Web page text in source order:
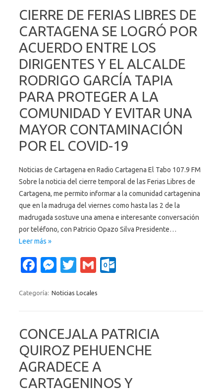
o
o
k
g
er
r
k.
c
o
m
CIERRE DE FERIAS LIBRES DE
CARTAGENA SE LOGRÓ POR
ACUERDO ENTRE LOS
DIRIGENTES Y EL ALCALDE
RODRIGO GARCÍA TAPIA
PARA PROTEGER A LA
COMUNIDAD Y EVITAR UNA
MAYOR CONTAMINACIÓN
POR EL COVID-19
Noticias de Cartagena en Radio Cartagena El Tabo 107.9 FM
Sobre la noticia del cierre temporal de las Ferias Libres de
Cartagena, me permito informar a la comunidad cartagenina
que en la madruga del viernes como hasta las 2 de la
madrugada sostuve una amena e interesante conversación
por teléfono, con Patricio Opazo Silva Presidente…
Leer más »
Fa
e
o
o
k
M
se
g
er
T
it
r
G
ail
k.
c
o
m
Categoría: Noticias Locales
CONCEJALA PATRICIA
QUIROZ PEHUENCHE
AGRADECE A
CARTAGENINOS Y